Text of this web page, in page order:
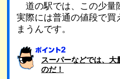
道の駅では、この少量
実際には普通の値段で買
まうんです。
スーパーなどでは、
のだ！